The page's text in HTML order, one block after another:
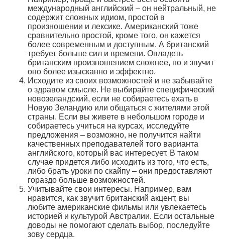
международный английский – он нейтральный, не
содержит сложных идиом, простой в
произношении и лексике. Американский тоже
сравнительно простой, кроме того, он кажется
более современным и доступным. А британский
требует больше сил и времени. Овладеть
британским произношением сложнее, но и звучит
оно более изысканно и эффектно.
Исходите из своих возможностей и не забывайте
о здравом смысле. Не выбирайте специфический
новозеландский, если не собираетесь ехать в
Новую Зеландию или общаться с жителями этой
страны. Если вы живете в небольшом городе и
собираетесь учиться на курсах, исследуйте
предложения – возможно, не получится найти
качественных преподавателей того варианта
английского, который вас интересует. В таком
случае придется либо исходить из того, что есть,
либо брать уроки по скайпу – они предоставляют
гораздо больше возможностей.
Учитывайте свои интересы. Например, вам
нравится, как звучит британский акцент, вы
любите американские фильмы или увлекаетесь
историей и культурой Австралии. Если остальные
доводы не помогают сделать выбор, последуйте
зову сердца.